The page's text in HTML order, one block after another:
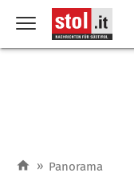
» Panorama